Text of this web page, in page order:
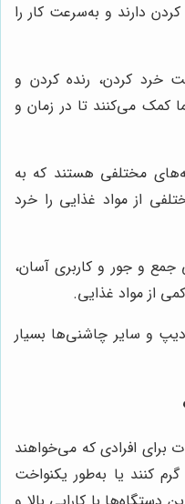
دارند و به‌سرعت کار را
خرد کردن، رنده کردن و
کمک می‌کنند تا در زمان و
مختلفی هستند که به
از مواد غذایی را خرد
جمع و جور و کاربری آسان،
از مواد غذایی.
و سایر چاشنی‌ها بسیار
برای افرادی که می‌خواهند
کنند یا به‌طور یکنواخت